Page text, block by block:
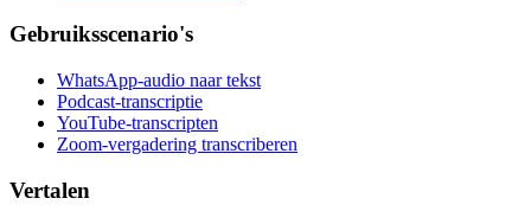
Gebruiksscenario's
WhatsApp-audio naar tekst
Podcast-transcriptie
YouTube-transcripten
Zoom-vergadering transcriberen
Vertalen